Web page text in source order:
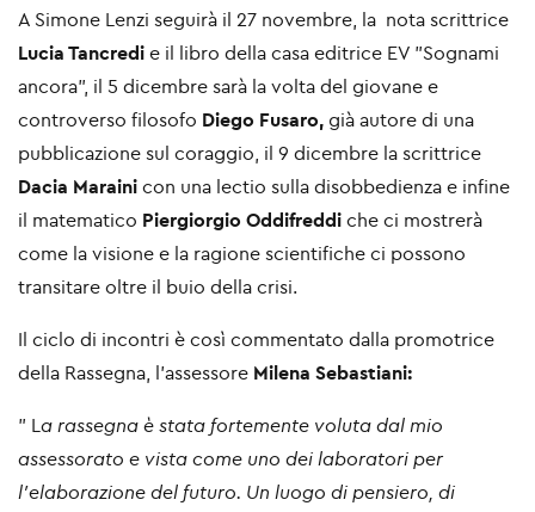
A Simone Lenzi seguirà il 27 novembre, la nota scrittrice
Lucia Tancredi e il libro della casa editrice EV "Sognami
ancora", il 5 dicembre sarà la volta del giovane e
controverso filosofo Diego Fusaro, già autore di una
pubblicazione sul coraggio, il 9 dicembre la scrittrice
Dacia Maraini con una lectio sulla disobbedienza e infine
il matematico Piergiorgio Oddifreddi che ci mostrerà
come la visione e la ragione scientifiche ci possono
transitare oltre il buio della crisi.
Il ciclo di incontri è così commentato dalla promotrice
della Rassegna, l'assessore Milena Sebastiani:
" La rassegna è stata fortemente voluta dal mio
assessorato e vista come uno dei laboratori per
l'elaborazione del futuro. Un luogo di pensiero, di